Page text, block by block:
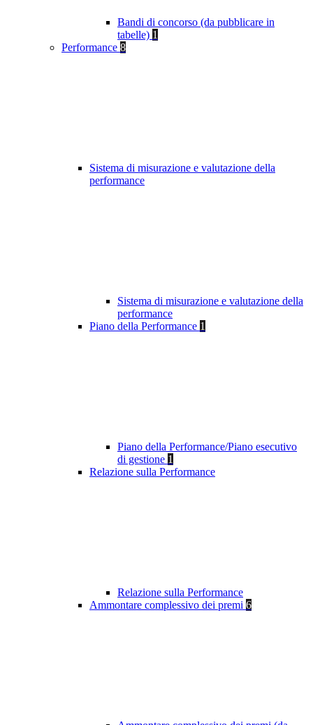
Bandi di concorso (da pubblicare in
tabelle) 1
Performance 8
Sistema di misurazione e valutazione della
performance
Sistema di misurazione e valutazione della
performance
Piano della Performance 1
Piano della Performance/Piano esecutivo
di gestione 1
Relazione sulla Performance
Relazione sulla Performance
Ammontare complessivo dei premi 6